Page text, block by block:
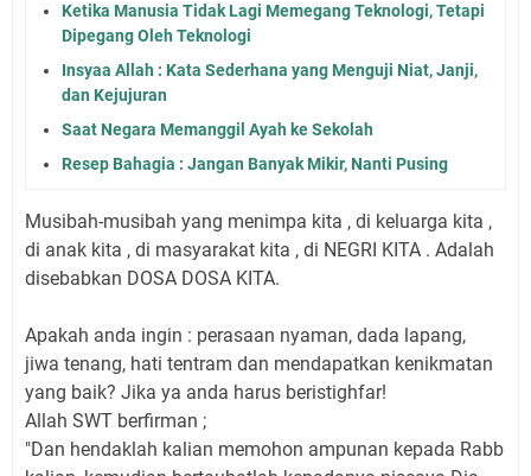
Ketika Manusia Tidak Lagi Memegang Teknologi, Tetapi
Dipegang Oleh Teknologi
Insyaa Allah : Kata Sederhana yang Menguji Niat, Janji,
dan Kejujuran
Saat Negara Memanggil Ayah ke Sekolah
Resep Bahagia : Jangan Banyak Mikir, Nanti Pusing
Musibah-musibah yang menimpa kita , di keluarga kita ,
di anak kita , di masyarakat kita , di NEGRI KITA . Adalah
disebabkan DOSA DOSA KITA.
Apakah anda ingin : perasaan nyaman, dada lapang,
jiwa tenang, hati tentram dan mendapatkan kenikmatan
yang baik? Jika ya anda harus beristighfar!
Allah SWT berfirman ;
"Dan hendaklah kalian memohon ampunan kepada Rabb